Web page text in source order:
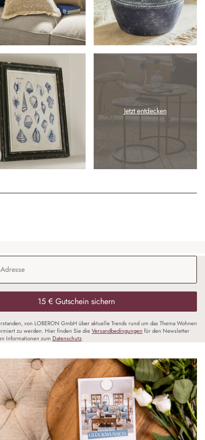
Jetzt entdecken
15 € Gutschein sichern
von LOBERON GmbH über aktuelle Trends rund um das Thema Wohnen
zu werden. Hier finden Sie dieVersandbedingungen für den Newsletter
Informationen zum Datenschutz.